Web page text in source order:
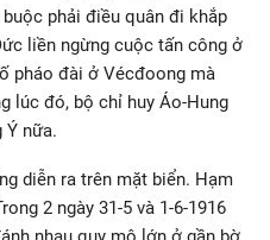
phải điều quân đi khắp
liền ngừng cuộc tấn công ở
pháo đài ở Vécđoong mà
lúc đó, bộ chỉ huy Áo-Hung
Ý nữa.
diễn ra trên mặt biển. Hạm
2 ngày 31-5 và 1-6-1916